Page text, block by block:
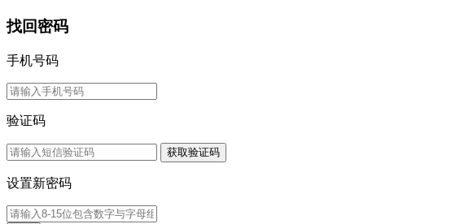
找回密码
手机号码
验证码
获取验证码
设置新密码